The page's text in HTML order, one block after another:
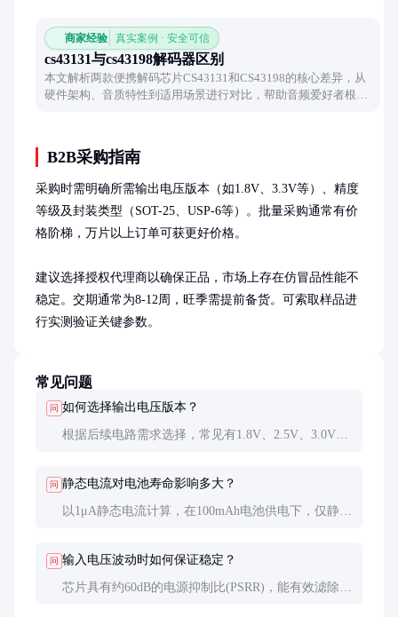
商家经验 真实案例 · 安全可信
cs43131与cs43198解码器区别
本文解析两款便携解码芯片CS43131和CS43198的核心差异，从
硬件架构、音质特性到适用场景进行对比，帮助音频爱好者根据
B2B采购指南
采购时需明确所需输出电压版本（如1.8V、3.3V等）、精度
等级及封装类型（SOT-25、USP-6等）。批量采购通常有价
格阶梯，万片以上订单可获更好价格。
建议选择授权代理商以确保正品，市场上存在仿冒品性能不
稳定。交期通常为8-12周，旺季需提前备货。可索取样品进
行实测验证关键参数。
常见问题
问 如何选择输出电压版本？
根据后续电路需求选择，常见有1.8V、2.5V、3.0V、
问 静态电流对电池寿命影响多大？
以1μA静态电流计算，在100mAh电池供电下，仅静态
问 输入电压波动时如何保证稳定？
芯片具有约60dB的电源抑制比(PSRR)，能有效滤除输